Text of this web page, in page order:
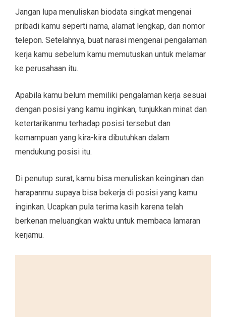
Jangan lupa menuliskan biodata singkat mengenai
pribadi kamu seperti nama, alamat lengkap, dan nomor
telepon. Setelahnya, buat narasi mengenai pengalaman
kerja kamu sebelum kamu memutuskan untuk melamar
ke perusahaan itu.
Apabila kamu belum memiliki pengalaman kerja sesuai
dengan posisi yang kamu inginkan, tunjukkan minat dan
ketertarikanmu terhadap posisi tersebut dan
kemampuan yang kira-kira dibutuhkan dalam
mendukung posisi itu.
Di penutup surat, kamu bisa menuliskan keinginan dan
harapanmu supaya bisa bekerja di posisi yang kamu
inginkan. Ucapkan pula terima kasih karena telah
berkenan meluangkan waktu untuk membaca lamaran
kerjamu.